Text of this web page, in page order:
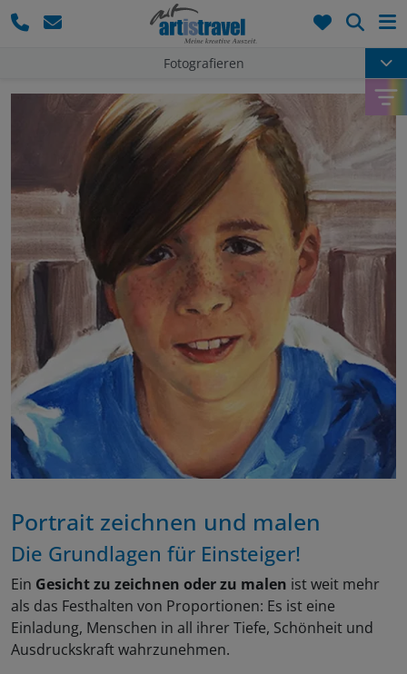
Fotografieren
Portrait zeichnen und malen
Die Grundlagen für Einsteiger!
Ein Gesicht zu zeichnen oder zu malen ist weit mehr
als das Festhalten von Proportionen: Es ist eine
Einladung, Menschen in all ihrer Tiefe, Schönheit und
Ausdruckskraft wahrzunehmen.